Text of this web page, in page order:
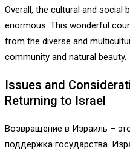
Overall, the cultural and social
enormous. This wonderful
from the diverse and
community and natural beauty.
Issues and
Returning to Israel
Возвращение в Израиль –
поддержка государства.